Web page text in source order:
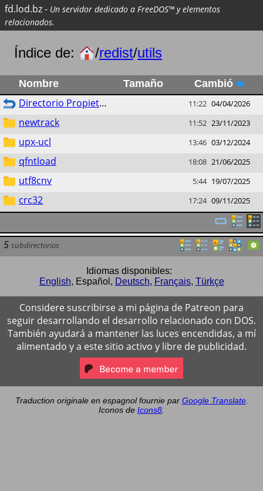
fd.lod.bz- Un servidor dedicado a FreeDOS™ y elementos
relacionados.
Índice de: /redist/utils
Nombre Tamaño Cambió
Directorio Propietario 11:22 04/04/2026
newtrack 11:52 23/11/2023
upx-ucl 13:46 03/12/2024
qfntload 18:08 21/06/2025
utf8cnv 5:44 19/07/2025
crc32 17:24 09/11/2025
5 subdirectorios
Idiomas disponibles:
English, Español , Deutsch, Français, Türkçe
Considere suscribirse a mi página de Patreon para
seguir desarrollando el desarrollo relacionado con DOS.
También ayudará a mantener las luces encendidas, a mí
alimentado y a este sitio activo y libre de publicidad.
Traduction originale en espagnol fournie par Google Translate.
Iconos de Icons8